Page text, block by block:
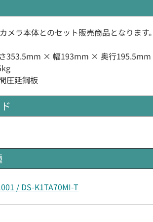
メラ本体とのセット販売商品となります
さ353.5mm × 幅193mm × 奥行195.5mm
圧延鋼板
/ DS-K1TA70MI-T